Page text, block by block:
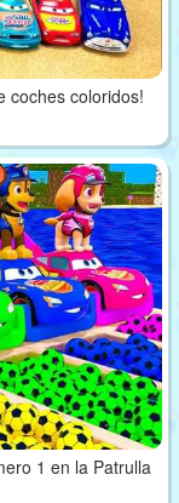
coches coloridos!
1 en la Patrulla